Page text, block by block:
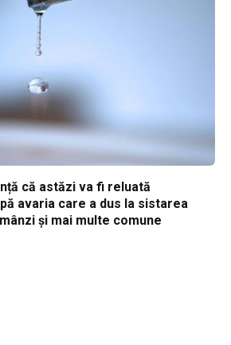
că astăzi va fi reluată
avaria care a dus la sistarea
și mai multe comune